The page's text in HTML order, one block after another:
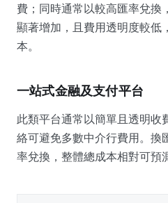
費；同時通常以較高匯率兌換
顯著增加，且費用透明度較低
本。
一站式金融及支付平台
此類平台通常以簡單且透明收
絡可避免多數中介行費用。換
率兌換，整體總成本相對可預